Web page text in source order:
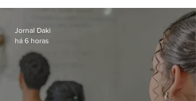
Bangu
Jornal Daki
há 6 horas